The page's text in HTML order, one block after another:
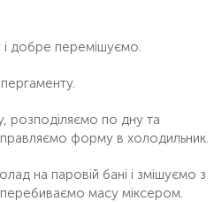
добре перемішуємо.
розподіляємо по дну та
форму в холодильник.
на паровій бані і змішуємо з
масу міксером.